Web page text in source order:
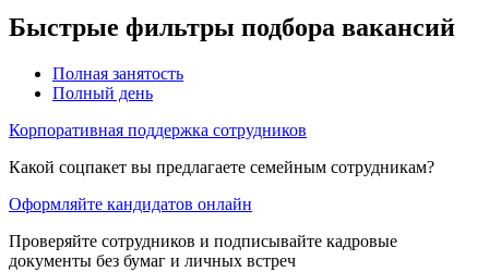
Быстрые фильтры подбора вакансий
Полная занятость
Полный день
Корпоративная поддержка сотрудников
Какой соцпакет вы предлагаете семейным сотрудникам?
Оформляйте кандидатов онлайн
Проверяйте сотрудников и подписывайте кадровые
документы без бумаг и личных встреч